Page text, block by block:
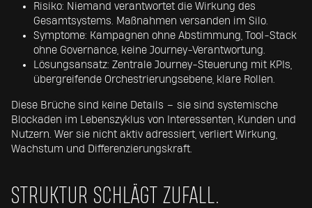
Risiko: Niemand verantwortet die Wirkung des
Gesamtsystems. Maßnahmen versanden im Silo.
Symptome: Kampagnen ohne Abstimmung, Tool-Stack
ohne Governance, keine Journey-Verantwortung.
Lösungsansatz: Zentrale Journey-Steuerung mit KPIs,
übergreifende Orchestrierungsebene, klare Rollen.
Diese Brüche sind keine Details – sie sind systemische
Blockaden im Lebenszyklus von Interessenten, Kunden und
Nutzern. Wer sie nicht aktiv adressiert, verliert Wirkung,
Wachstum und Differenzierungskraft.
STRUKTUR SCHLÄGT ZUFALL.